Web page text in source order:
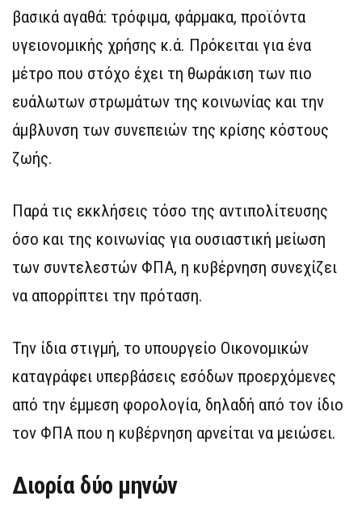
βασικά αγαθά: τρόφιμα, φάρμακα, προϊόντα
υγειονομικής χρήσης κ.ά. Πρόκειται για ένα
μέτρο που στόχο έχει τη θωράκιση των πιο
ευάλωτων στρωμάτων της κοινωνίας και την
άμβλυνση των συνεπειών της κρίσης κόστους
ζωής.
Παρά τις εκκλήσεις τόσο της αντιπολίτευσης
όσο και της κοινωνίας για ουσιαστική μείωση
των συντελεστών ΦΠΑ, η κυβέρνηση συνεχίζει
να απορρίπτει την πρόταση.
Την ίδια στιγμή, το υπουργείο Οικονομικών
καταγράφει υπερβάσεις εσόδων προερχόμενες
από την έμμεση φορολογία, δηλαδή από τον ίδιο
τον ΦΠΑ που η κυβέρνηση αρνείται να μειώσει.
Διορία δύο μηνών